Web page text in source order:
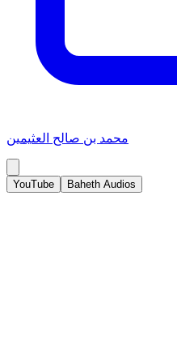
محمد بن صالح العثيمين
YouTube Baheth Audios